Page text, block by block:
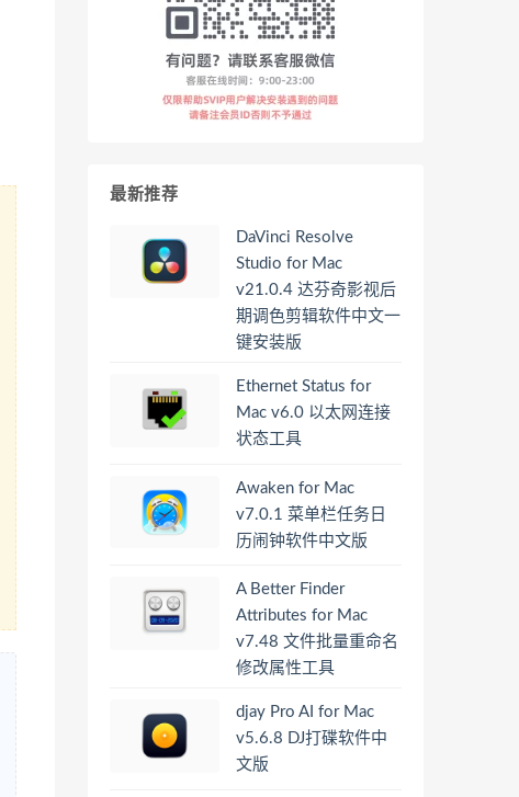
最新推荐
DaVinci Resolve
Studio for Mac
v21.0.4 达芬奇影视后
期调色剪辑软件中文一
键安装版
Ethernet Status for
Mac v6.0 以太网连接
状态工具
Awaken for Mac
v7.0.1 菜单栏任务日
历闹钟软件中文版
A Better Finder
Attributes for Mac
v7.48 文件批量重命名
修改属性工具
djay Pro AI for Mac
v5.6.8 DJ打碟软件中
文版